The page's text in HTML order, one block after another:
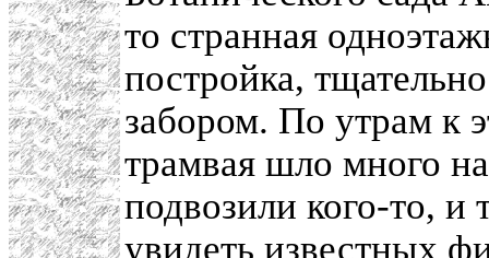
то странная
постройка,
забором. По утрам к
трамвая шло много
подвозили кого-то,
увидеть известных